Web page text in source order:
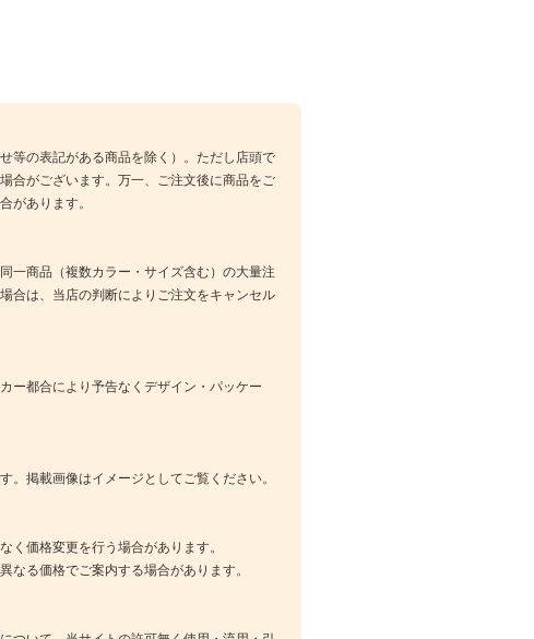
等の表記がある商品を除く）。ただし店頭で
合がございます。万一、ご注文後に商品をご
があります。
一商品（複数カラー・サイズ含む）の大量注
合は、当店の判断によりご注文をキャンセル
ー都合により予告なくデザイン・パッケー
掲載画像はイメージとしてご覧ください。
く価格変更を行う場合があります。
なる価格でご案内する場合があります。